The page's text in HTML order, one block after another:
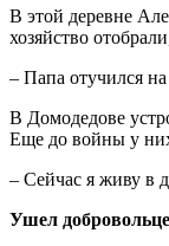
В этой деревне
хозяйство
– Папа отучился
В Домодедове
Еще до войны у
– Сейчас я живу в
Ушел